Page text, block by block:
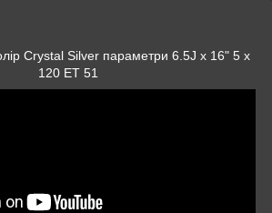
Crystal Silver параметри 6.5J x 16" 5 x
120 ET 51